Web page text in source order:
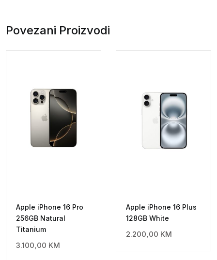
Povezani Proizvodi
Apple iPhone 16 Pro
256GB Natural
Titanium
3.100,00 KM
Apple iPhone 16 Plus
128GB White
2.200,00 KM